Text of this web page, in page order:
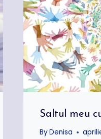
Saltul meu
ByDenisa